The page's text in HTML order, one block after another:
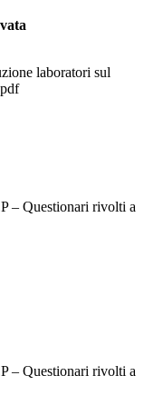
laboratori sul
– Questionari rivolti a
– Questionari rivolti a